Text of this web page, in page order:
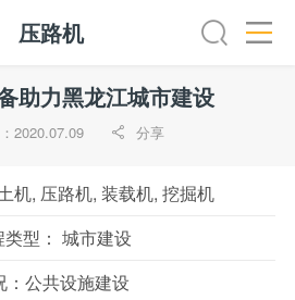
压路机
机 平地机 装载机 挖掘机
助力黑龙江城市建设
2020.07.09  分享
机, 压路机, 装载机, 挖掘机
型： 城市建设
公共设施建设